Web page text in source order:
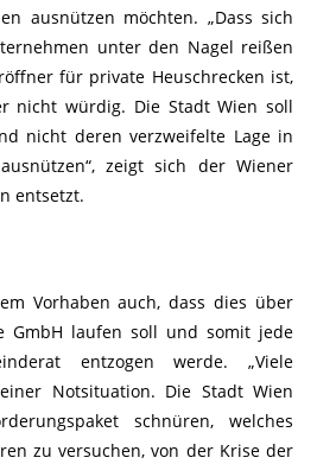
ausnützen möchten. „Dass sich
unter den Nagel reißen
für private Heuschrecken ist,
nicht würdig. Die Stadt Wien soll
nicht deren verzweifelte Lage in
zeigt sich der Wiener
entsetzt.
Vorhaben auch, dass dies über
GmbH laufen soll und somit jede
entzogen werde. „Viele
Notsituation. Die Stadt Wien
schnüren, welches
zu versuchen, von der Krise der